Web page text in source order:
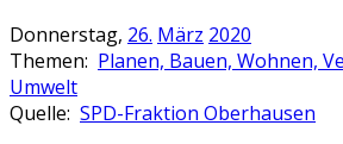
Donnerstag, 26. März 2020
Themen: Planen, Bauen, Wohnen,
Umwelt
Quelle: SPD-Fraktion Oberhausen